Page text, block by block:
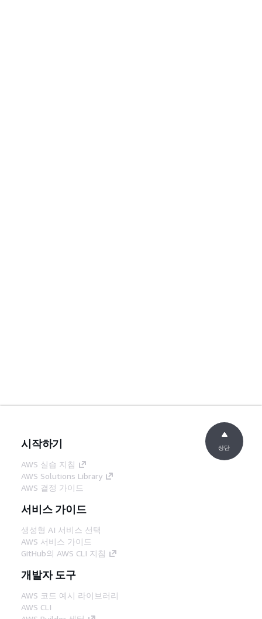
시작하기
AWS 실습 지침
AWS Solutions Library
AWS 결정 가이드
서비스 가이드
생성형 AI 서비스 선택
AWS 서비스 가이드
GitHub의 AWS CLI 지침
개발자 도구
AWS 코드 예시 라이브러리
AWS CLI
상단